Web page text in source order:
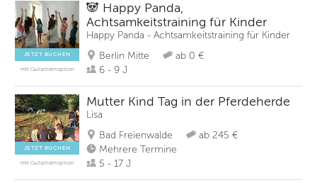
JETZT BUCHEN
mit Gutscheinoption
🐼 Happy Panda,
Achtsamkeitstraining für Kinder
Happy Panda - Achtsamkeitstraining für Kinder
Berlin Mitte
ab 0 €
6 - 9 J
JETZT BUCHEN
mit Gutscheinoption
Mutter Kind Tag in der Pferdeherde
Lisa
Bad Freienwalde
ab 245 €
Mehrere Termine
5 - 17 J